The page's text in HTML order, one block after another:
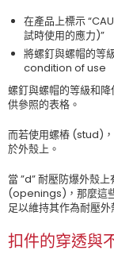
在產品上標示
試時使用的應力)”
將螺釘與螺帽的等
condition of use
螺釘與螺帽的等級和
供參照的表格。
而若使用螺樁 (stud)
於外殼上。
當 ”d” 耐壓防爆外殼
(openings)，那麼這
足以維持其作為耐壓外
扣件的穿透與